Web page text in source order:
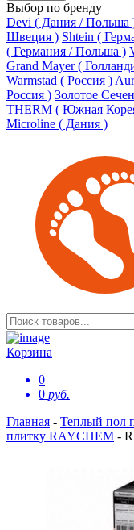
Выбор по бренду
Devi ( Дания / Польша
Швеция ) Shtein (
( Германия / Польша )
Grand Mayer (
Warmstad ( Россия )
Россия ) Золотое
THERM ( Южная
Microline ( Дания )
Корзина
0
0 руб.
Главная - Теплый пол
плитку RAYCHEM -